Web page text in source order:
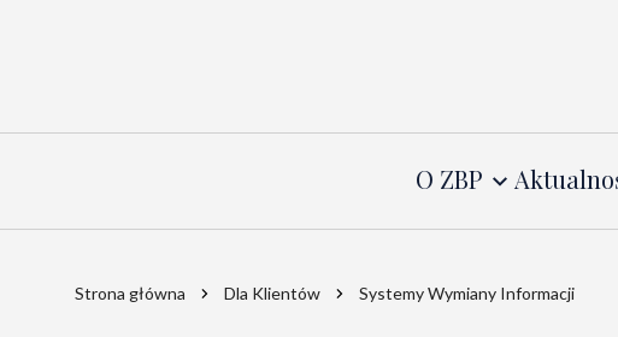
O ZBP
Strona główna Dla Klientów Systemy Wymiany Informacji